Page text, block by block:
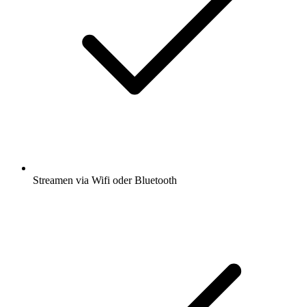
Streamen via Wifi oder Bluetooth